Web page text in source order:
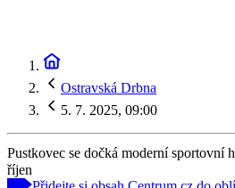
Ostravská Drbna
5. 7. 2025, 09:00
Pustkovec se dočká moderní sportovní
říjen